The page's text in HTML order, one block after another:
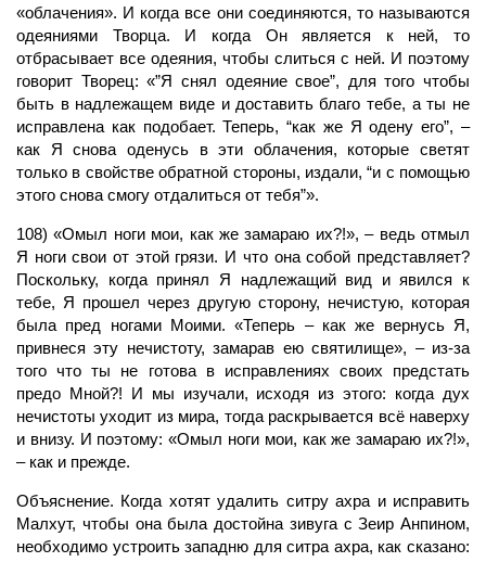
«облачения». И когда все они соединяются, то называются
одеяниями Творца. И когда Он является к ней, то
отбрасывает все одеяния, чтобы слиться с ней. И поэтому
говорит Творец: «”Я снял одеяние свое”, для того чтобы
быть в надлежащем виде и доставить благо тебе, а ты не
исправлена как подобает. Теперь, “как же Я одену его”, –
как Я снова оденусь в эти облачения, которые светят
только в свойстве обратной стороны, издали, “и с помощью
этого снова смогу отдалиться от тебя”».
108) «Омыл ноги мои, как же замараю их?!», – ведь отмыл
Я ноги свои от этой грязи. И что она собой представляет?
Поскольку, когда принял Я надлежащий вид и явился к
тебе, Я прошел через другую сторону, нечистую, которая
была пред ногами Моими. «Теперь – как же вернусь Я,
привнеся эту нечистоту, замарав ею святилище», – из-за
того что ты не готова в исправлениях своих предстать
предо Мной?! И мы изучали, исходя из этого: когда дух
нечистоты уходит из мира, тогда раскрывается всё наверху
и внизу. И поэтому: «Омыл ноги мои, как же замараю их?!»,
– как и прежде.
Объяснение. Когда хотят удалить ситру ахра и исправить
Малхут, чтобы она была достойна зивуга с Зеир Анпином,
необходимо устроить западню для ситра ахра, как сказано: